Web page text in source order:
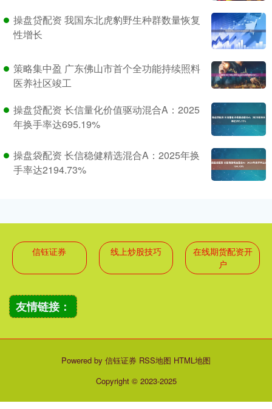
操盘贷配资 我国东北虎豹野生种群数量恢复
性增长
策略集中盈 广东佛山市首个全功能持续照料
医养社区竣工
操盘贷配资 长信量化价值驱动混合A：2025
年换手率达695.19%
操盘袋配资 长信稳健精选混合A：2025年换
手率达2194.73%
信钰证券 线上炒股技巧
在线期货配资开
户
友情链接：
Powered by 信钰证券 RSS地图 HTML地图
Copyright © 2023-2025